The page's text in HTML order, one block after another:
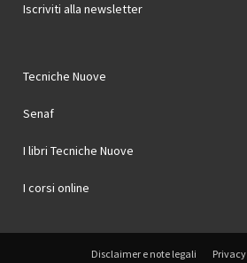
Iscriviti alla newsletter
Tecniche Nuove
Senaf
I libri Tecniche Nuove
I corsi online
Disclaimer e note legali Privacy